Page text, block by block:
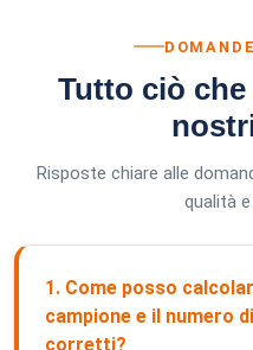
Tutto ciò
Risposte chiare alle
qualità
1. Come posso
campione e il numero
corretti?